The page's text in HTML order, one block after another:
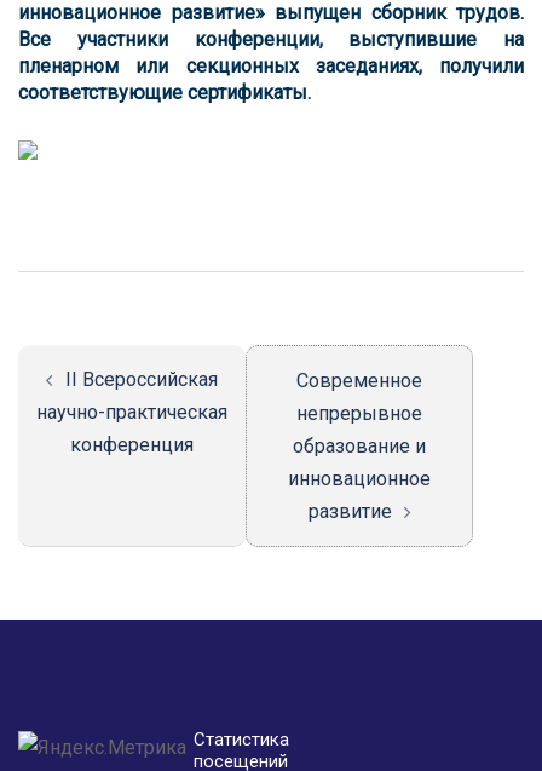
инновационное развитие» выпущен сборник трудов.
Все участники конференции, выступившие на
пленарном или секционных заседаниях, получили
соответствующие сертификаты.
Навигация
II Всероссийская
научно-практическая
конференция
Современное
непрерывное
образование и
инновационное
развитие
Статистика
посещений